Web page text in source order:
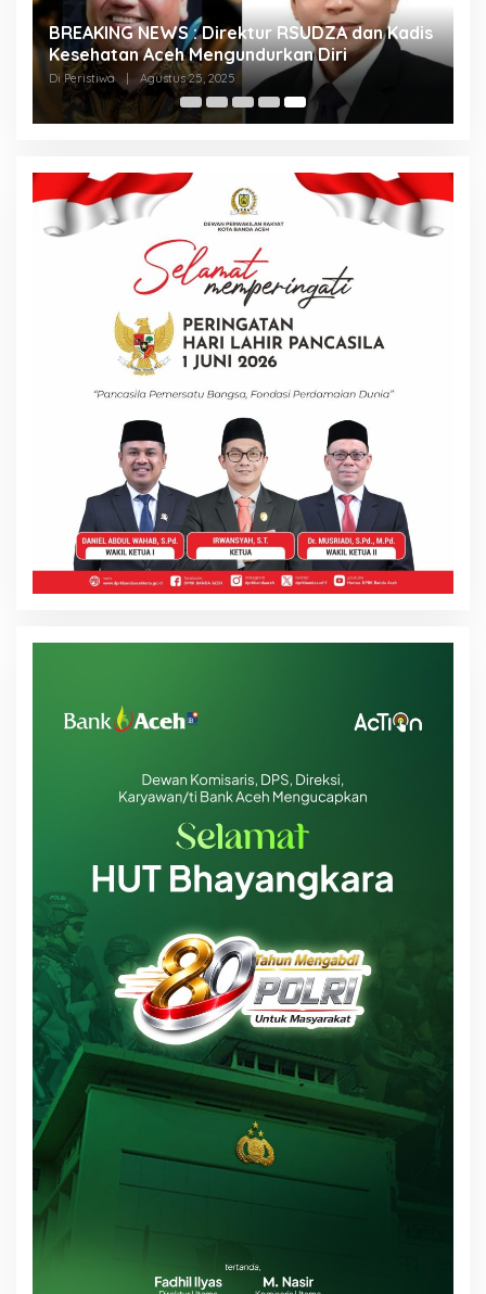
BREAKING NEWS : Direktur RSUDZA dan Kadis
Kesehatan Aceh Mengundurkan Diri
Di Peristiwa Agustus 25, 2025